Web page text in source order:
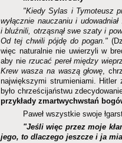
"Kiedy Sylas i Tymoteusz
wyłącznie nauczaniu i
i bluźnili, otrząsnął swe szaty i
Od tej chwili pójdę do pogan."
więc naturalnie nie uwierzyli w
aby nie rzucać pereł między
Krew wasza na waszą głowę,
największymi strumieniami. Hitler
było chrześcijaństwu
przykłady zmartwychwstań
Paweł wszystkie swoje
"Jeśli więc przez moje
jego, to dlaczego jeszcze i ja